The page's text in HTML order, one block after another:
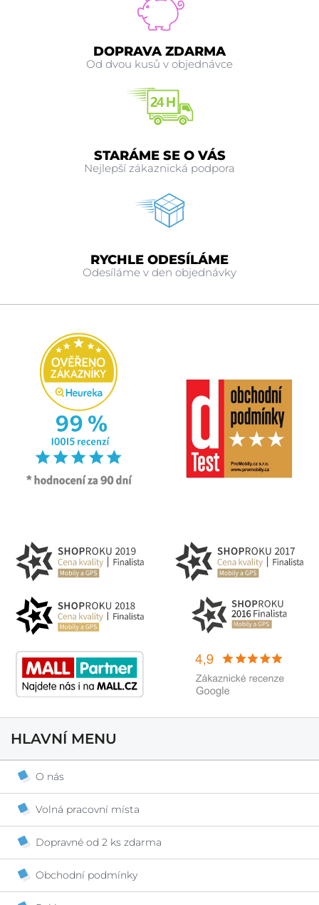
DOPRAVA ZDARMA
Od dvou kusů v objednávce
STARÁME SE O VÁS
Nejlepší zákaznická podpora
RYCHLE ODESÍLÁME
Odesíláme v den objednávky
HLAVNÍ MENU
O nás
Volná pracovní místa
Dopravné od 2 ks zdarma
Obchodní podmínky